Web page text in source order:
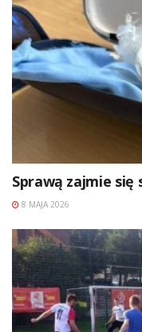
Sprawą zajmie
8 MAJA 2026